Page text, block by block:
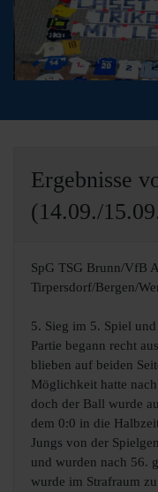
Ergebnisse
(14.09./
SpG TSG Brunn/VfB
Tirpersdorf/Bergen/
5. Sieg im 5. Spiel
Partie begann recht
blieben auf beiden
Möglichkeit hatte
doch der Ball wurde
dem 0:0 in die
Jungs von der
und wurden nach 56.
wurde im Strafraum